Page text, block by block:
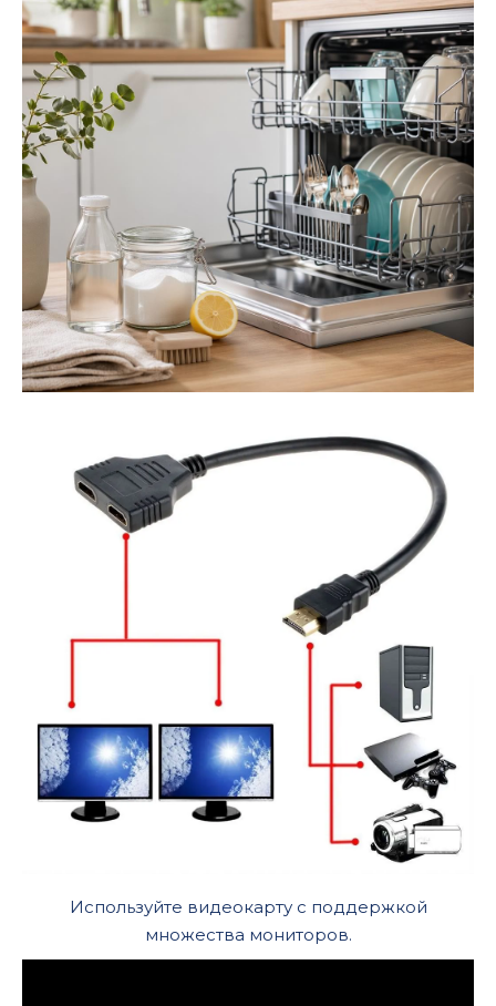
Используйте видеокарту с поддержкой
множества мониторов.